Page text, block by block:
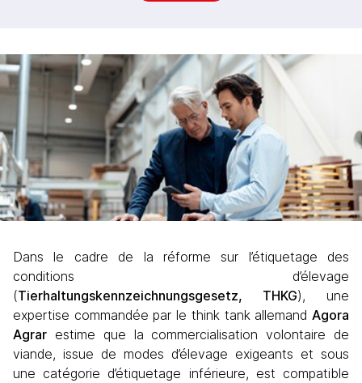
Dans le cadre de la réforme sur l’étiquetage des
conditions d’élevage
(Tierhaltungskennzeichnungsgesetz, THKG), une
expertise commandée par le think tank allemand Agora
Agrar estime que la commercialisation volontaire de
viande, issue de modes d’élevage exigeants et sous
une catégorie d’étiquetage inférieure, est compatible